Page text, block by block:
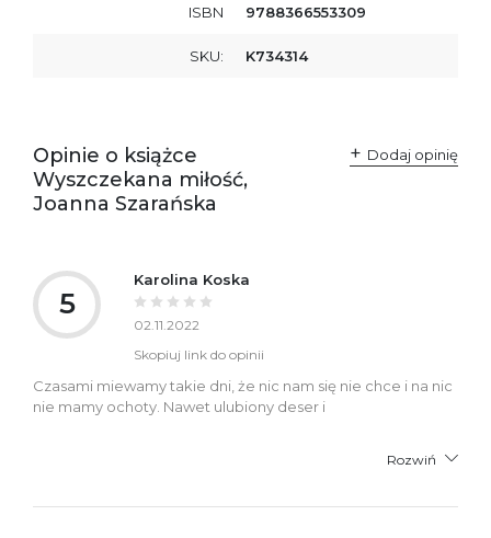
ISBN 9788366553309
SKU: K734314
Opinie o książce
Wyszczekana miłość,
Joanna Szarańska
Dodaj opinię
5
Karolina Koska
02.11.2022
Skopiuj link do opinii
Czasami miewamy takie dni, że nic nam się nie chce i na nic
nie mamy ochoty. Nawet ulubiony deser i
Rozwiń